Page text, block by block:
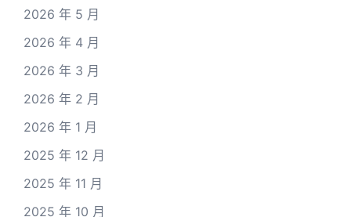
2026 年 5 月
2026 年 4 月
2026 年 3 月
2026 年 2 月
2026 年 1 月
2025 年 12 月
2025 年 11 月
2025 年 10 月